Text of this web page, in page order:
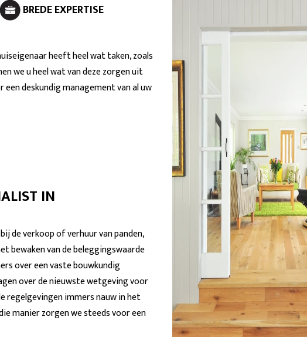
BREDE EXPERTISE
heeft heel wat taken, zoals
we u heel wat van deze zorgen uit
deskundig management van al uw
IN
de verkoop of verhuur van panden,
bewaken van de beleggingswaarde
over een vaste bouwkundig
over de nieuwste wetgeving voor
regelgevingen immers nauw in het
manier zorgen we steeds voor een